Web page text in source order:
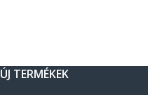
ÚJ TERMÉKEK